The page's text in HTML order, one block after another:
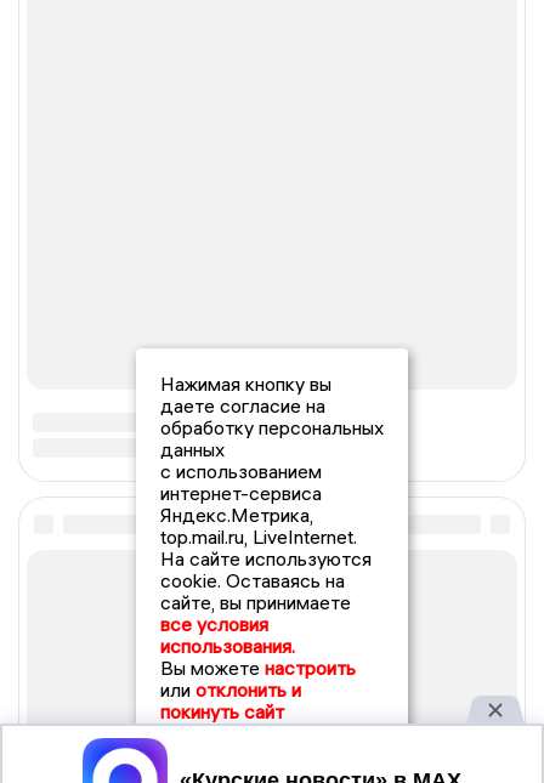
Нажимая кнопку вы
даете согласие на
обработку персональных
данных
с использованием
интернет-сервиса
Яндекс.Метрика,
top.mail.ru, LiveInternet.
На сайте используются
cookie. Оставаясь на
сайте, вы принимаете
все условия
использования.
Вы можете настроить
или отклонить и
покинуть сайт
Принять